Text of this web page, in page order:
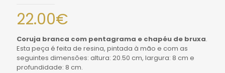
22.00€
Coruja branca com pentagrama e chapéu de bruxa.
Esta peça é feita de resina, pintada à mão e com as
seguintes dimensões: altura: 20.50 cm, largura: 8 cm e
profundidade: 8 cm.